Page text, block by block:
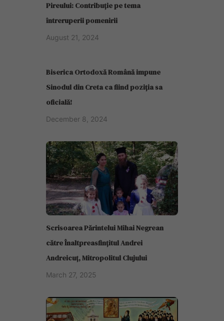
Pireului: Contribuție pe tema
întreruperii pomenirii
August 21, 2024
Biserica Ortodoxă Română impune
Sinodul din Creta ca fiind poziția sa
oficială!
December 8, 2024
Scrisoarea Părintelui Mihai Negrean
către Înaltpreasfințitul Andrei
Andreicuț, Mitropolitul Clujului
March 27, 2025